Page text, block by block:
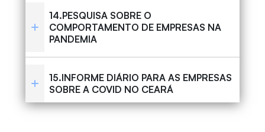
14.PESQUISA SOBRE O
COMPORTAMENTO DE EMPRESAS NA
PANDEMIA
15.INFORME DIÁRIO PARA AS EMPRESAS
SOBRE A COVID NO CEARÁ